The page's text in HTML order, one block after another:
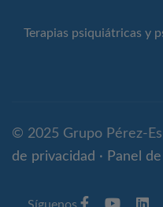
Terapias psiquiátricas y
© 2025 Grupo Pérez-
de privacidad · Panel